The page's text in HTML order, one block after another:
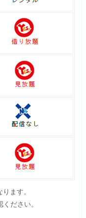
ます。
ださい。